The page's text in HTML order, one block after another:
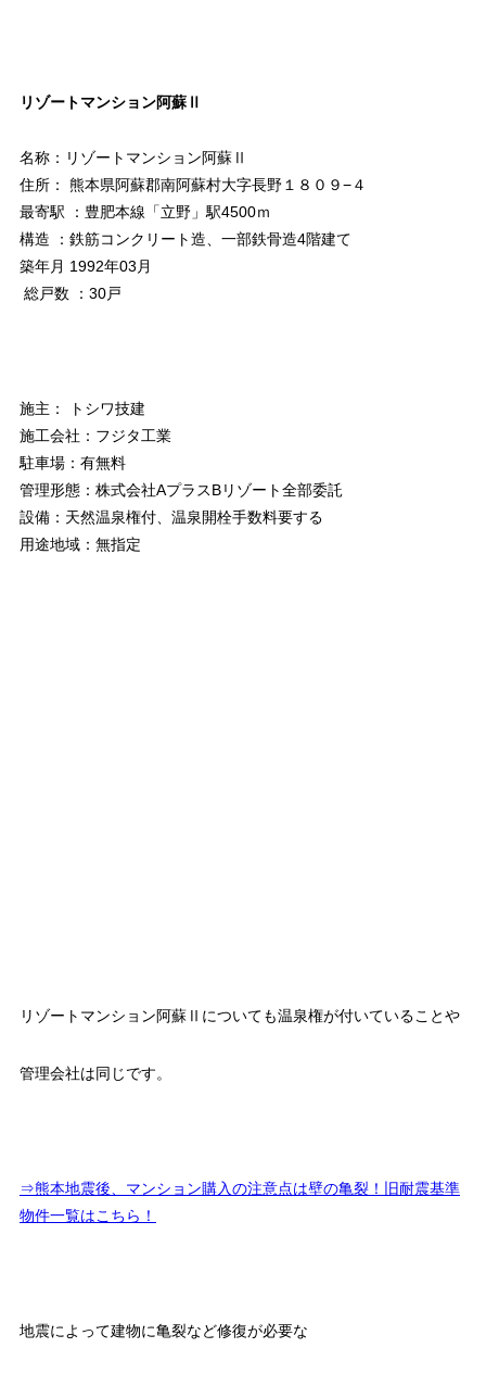
リゾートマンション阿蘇Ⅱ
名称：リゾートマンション阿蘇Ⅱ
住所： 熊本県阿蘇郡南阿蘇村大字長野１８０９−４
最寄駅 ：豊肥本線「立野」駅4500ｍ
構造 ：鉄筋コンクリート造、一部鉄骨造4階建て
築年月 1992年03月
総戸数 ：30戸
施主： トシワ技建
施工会社：フジタ工業
駐車場：有無料
管理形態：株式会社AプラスBリゾート全部委託
設備：天然温泉権付、温泉開栓手数料要する
用途地域：無指定
リゾートマンション阿蘇Ⅱについても温泉権が付いていることや
管理会社は同じです。
⇒熊本地震後、マンション購入の注意点は壁の亀裂！旧耐震基準
物件一覧はこちら！
地震によって建物に亀裂など修復が必要な